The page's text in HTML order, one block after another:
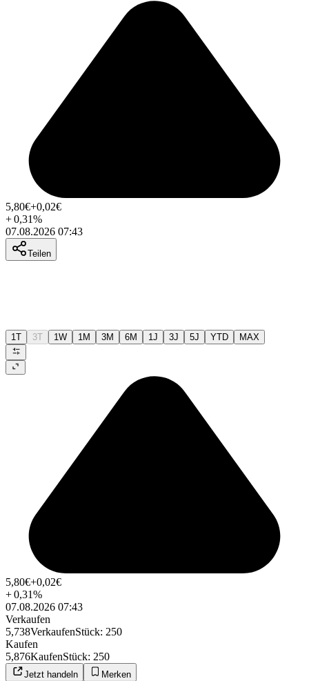
5,80€+0,02€
+0,31%
07.08.2026 07:43
Teilen
1T 3T 1W 1M 3M 6M 1J 3J 5J YTD MAX
5,80€+0,02€
+0,31%
07.08.2026 07:43
Verkaufen
5,738VerkaufenStück: 250
Kaufen
5,876KaufenStück: 250
Jetzt handeln Merken